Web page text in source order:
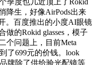
降生，好像AirPods出来
。百度推出的小度AI眼镜
的Rokid glasses，模子
个问题上，目前Meta
了699元的价钱。look
牌除了供给验光配镜等